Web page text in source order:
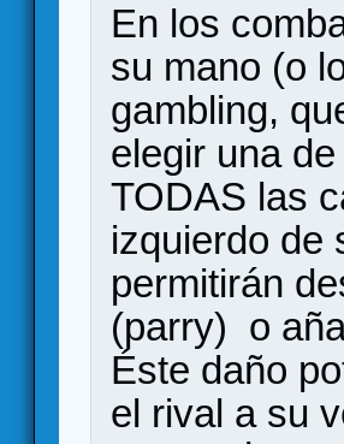
En los
su mano (o
gambling,
elegir una
TODAS las
izquierdo de
permitirán
(parry) o
Éste daño
el rival a su